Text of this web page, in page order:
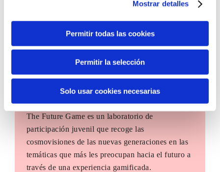
Mostrar detalles
Permitir todas las cookies
Permitir la selección
Solo usar cookies necesarias
The Future Game
The Future Game es un laboratorio de
participación juvenil que recoge las
cosmovisiones de las nuevas generaciones en las
temáticas que más les preocupan hacia el futuro a
través de una experiencia gamificada.